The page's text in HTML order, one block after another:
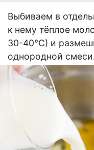
Выбиваем в
к нему тёплое
30-40°С) и
однородной